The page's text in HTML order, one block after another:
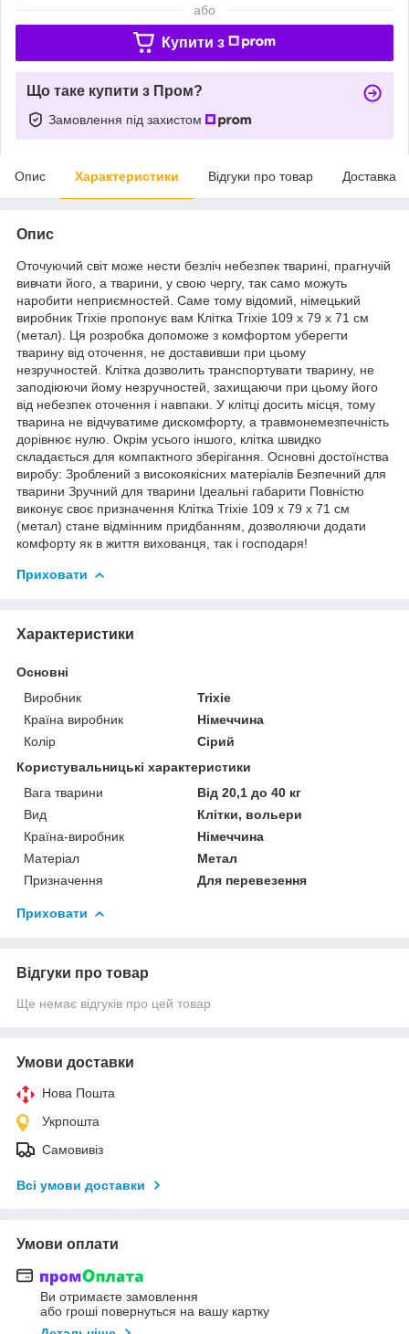
або
Купити з
Що таке купити з Пром?
Замовлення під захистом
Опис Характеристики Відгуки про товар Доставка
Опис
Оточуючий світ може нести безліч небезпек тварині, прагнучій
вивчати його, а тварини, у свою чергу, так само можуть
наробити неприємностей. Саме тому відомий, німецький
виробник Trixie пропонує вам Клітка Trixie 109 x 79 x 71 см
(метал). Ця розробка допоможе з комфортом уберегти
тварину від оточення, не доставивши при цьому
незручностей. Клітка дозволить транспортувати тварину, не
заподіюючи йому незручностей, захищаючи при цьому його
від небезпек оточення і навпаки. У клітці досить місця, тому
тварина не відчуватиме дискомфорту, а травмонемезпечність
дорівнює нулю. Окрім усього іншого, клітка швидко
складається для компактного зберігання. Основні достоїнства
виробу: Зроблений з високоякісних матеріалів Безпечний для
тварини Зручний для тварини Ідеальні габарити Повністю
виконує своє призначення Клітка Trixie 109 x 79 x 71 см
(метал) стане відмінним придбанням, дозволяючи додати
комфорту як в життя вихованця, так і господаря!
Приховати
Характеристики
Основні
Виробник
Trixie
Країна виробник
Німеччина
Колір
Сірий
Користувальницькі характеристики
Вага тварини
Від 20,1 до 40 кг
Вид
Клітки, вольери
Країна-виробник
Німеччина
Матеріал
Метал
Призначення
Для перевезення
Приховати
Відгуки про товар
Ще немає відгуків про цей товар
Умови доставки
Нова Пошта
Укрпошта
Самовивіз
Всі умови доставки
Умови оплати
Ви отримаєте замовлення
або гроші повернуться на вашу картку